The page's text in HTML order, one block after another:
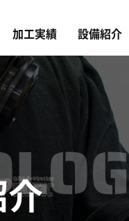
加工実績 設備紹介
会社沿革